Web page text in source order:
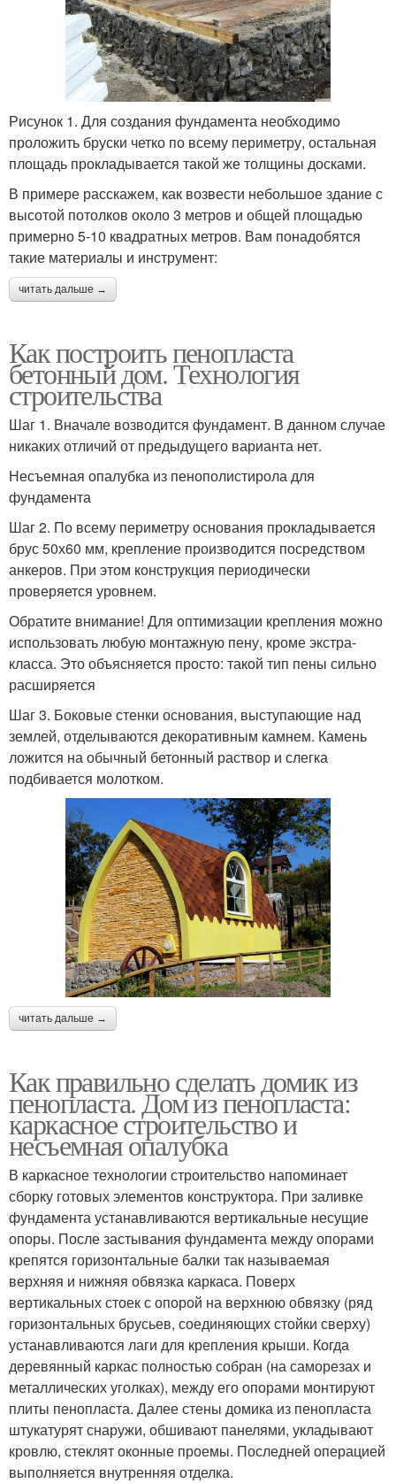
Рисунок 1. Для создания фундамента необходимо
проложить бруски четко по всему периметру, остальная
площадь прокладывается такой же толщины досками.
В примере расскажем, как возвести небольшое здание с
высотой потолков около 3 метров и общей площадью
примерно 5-10 квадратных метров. Вам понадобятся
такие материалы и инструмент:
читать дальше →
Как построить пенопласта
бетонный дом. Технология
строительства
Шаг 1. Вначале возводится фундамент. В данном случае
никаких отличий от предыдущего варианта нет.
Несъемная опалубка из пенополистирола для
фундамента
Шаг 2. По всему периметру основания прокладывается
брус 50х60 мм, крепление производится посредством
анкеров. При этом конструкция периодически
проверяется уровнем.
Обратите внимание! Для оптимизации крепления можно
использовать любую монтажную пену, кроме экстра-
класса. Это объясняется просто: такой тип пены сильно
расширяется
Шаг 3. Боковые стенки основания, выступающие над
землей, отделываются декоративным камнем. Камень
ложится на обычный бетонный раствор и слегка
подбивается молотком.
читать дальше →
Как правильно сделать домик из
пенопласта. Дом из пенопласта:
каркасное строительство и
несъемная опалубка
В каркасное технологии строительство напоминает
сборку готовых элементов конструктора. При заливке
фундамента устанавливаются вертикальные несущие
опоры. После застывания фундамента между опорами
крепятся горизонтальные балки так называемая
верхняя и нижняя обвязка каркаса. Поверх
вертикальных стоек с опорой на верхнюю обвязку (ряд
горизонтальных брусьев, соединяющих стойки сверху)
устанавливаются лаги для крепления крыши. Когда
деревянный каркас полностью собран (на саморезах и
металлических уголках), между его опорами монтируют
плиты пенопласта. Далее стены домика из пенопласта
штукатурят снаружи, обшивают панелями, укладывают
кровлю, стеклят оконные проемы. Последней операцией
выполняется внутренняя отделка.